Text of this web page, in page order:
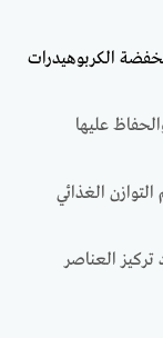
الكربوهيدرات
عليها
الغذائي
العناصر